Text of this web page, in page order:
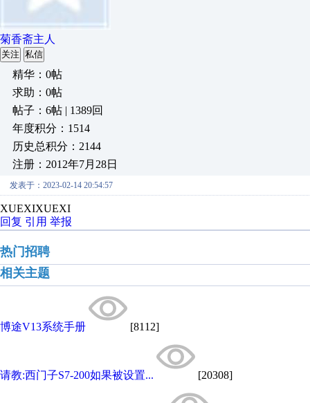
菊香斋主人
关注 私信
精华：0帖
求助：0帖
帖子：6帖 | 1389回
年度积分：1514
历史总积分：2144
注册：2012年7月28日
发表于：2023-02-14 20:54:57
XUEXIXUEXI
回复 引用 举报
热门招聘
相关主题
博途V13系统手册 [8112]
请教:西门子S7-200如果被设置... [20308]